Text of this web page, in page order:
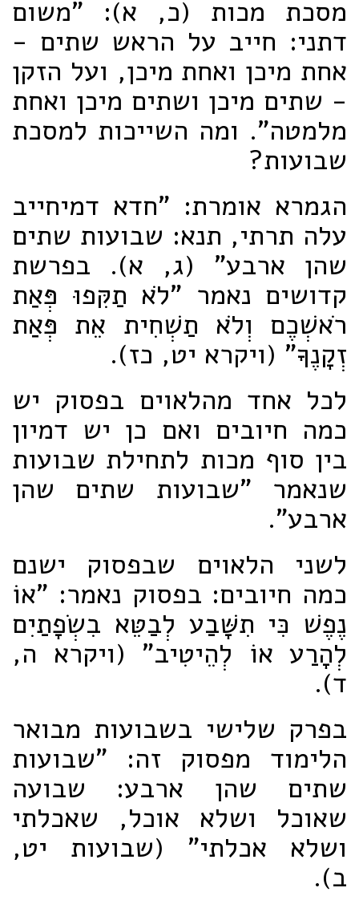
מסכת מכות (כ, א): "משום
דתני: חייב על הראש שתים -
אחת מיכן ואחת מיכן, ועל הזקן
- שתים מיכן ושתים מיכן ואחת
מלמטה". ומה השייכות למסכת
שבועות?
הגמרא אומרת: "חדא דמיחייב
עלה תרתי, תנא: שבועות שתים
שהן ארבע" (ג, א). בפרשת
קדושים נאמר "לֹא תַקִּפוּ פְּאַת
רֹאשְׁכֶם וְלֹא תַשְׁחִית אֵת פְּאַת
זְקָנֶךָ" (ויקרא יט, כז).
לכל אחד מהלאוים בפסוק יש
כמה חיובים ואם כן יש דמיון
בין סוף מכות לתחילת שבועות
שנאמר "שבועות שתים שהן
ארבע".
לשני הלאוים שבפסוק ישנם
כמה חיובים: בפסוק נאמר: "אוֹ
נֶפֶשׁ כִּי תִשָּׁבַע לְבַטֵּא בִשְׂפָתַיִם
לְהָרַע אוֹ לְהֵיטִיב" (ויקרא ה,
ד).
בפרק שלישי בשבועות מבואר
הלימוד מפסוק זה: "שבועות
שתים שהן ארבע: שבועה
שאוכל ושלא אוכל, שאכלתי
ושלא אכלתי" (שבועות יט,
ב).